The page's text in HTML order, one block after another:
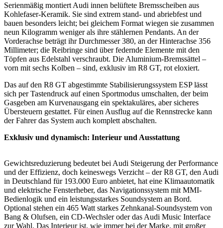
Serienmäßig montiert Audi innen belüftete Bremsscheiben aus
Kohlefaser-Keramik. Sie sind extrem stand- und abriebfest und
bauen besonders leicht; bei gleichem Format wiegen sie zusammen
neun Kilogramm weniger als ihre stählernen Pendants. An der
Vorderachse beträgt ihr Durchmesser 380, an der Hinterachse 356
Millimeter; die Reibringe sind über federnde Elemente mit den
Töpfen aus Edelstahl verschraubt. Die Aluminium-Bremssättel –
vorn mit sechs Kolben – sind, exklusiv im R8 GT, rot eloxiert.
Das auf den R8 GT abgestimmte Stabilisierungssystem ESP lässt
sich per Tasten­druck auf einen Sportmodus umschalten, der beim
Gasgeben am Kurvenausgang ein spektakuläres, aber sicheres
Übersteuern gestattet. Für einen Ausflug auf die Rennstrecke kann
der Fahrer das System auch komplett abschalten.
Exklusiv und dynamisch: Interieur und Ausstattung
Gewichtsreduzierung bedeutet bei Audi Steigerung der Performance
und der Effizienz, doch keineswegs Verzicht – der R8 GT, den Audi
in Deutschland für 193.000 Euro anbietet, hat eine Klimaautomatik
und elektrische Fensterheber, das Navigationssystem mit MMI-
Bedienlogik und ein leistungsstarkes Soundsystem an Bord.
Optional stehen ein 465 Watt starkes Zehnkanal-Soundsystem von
Bang & Olufsen, ein CD-Wechsler oder das Audi Music Interface
zur Wahl. Das Interieur ist, wie immer bei der Marke, mit großer